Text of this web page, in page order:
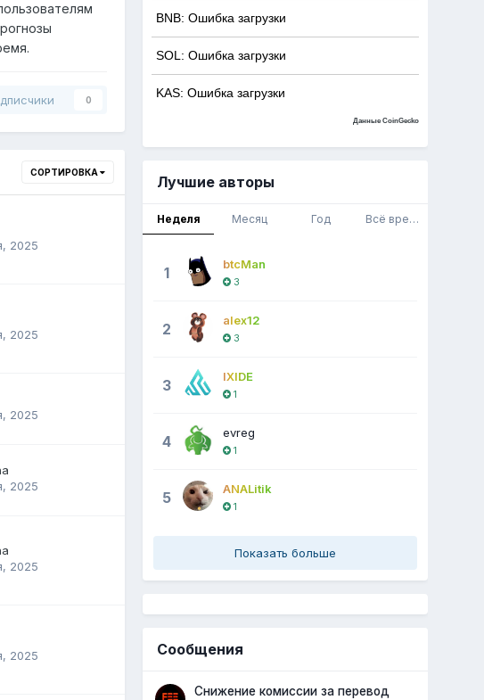
0
СОРТИРОВКА
2025
2025
2025
2025
2025
2025
BNB: Ошибка загрузки
SOL: Ошибка загрузки
KAS: Ошибка загрузки
Данные CoinGecko
Лучшие авторы
Неделя Месяц Год Всё время
1 btcMan
3
2 alex12
3
3 IXIDE
1
4 evreg
1
5 ANALitik
1
Показать больше
Сообщения
Снижение комиссии за перевод